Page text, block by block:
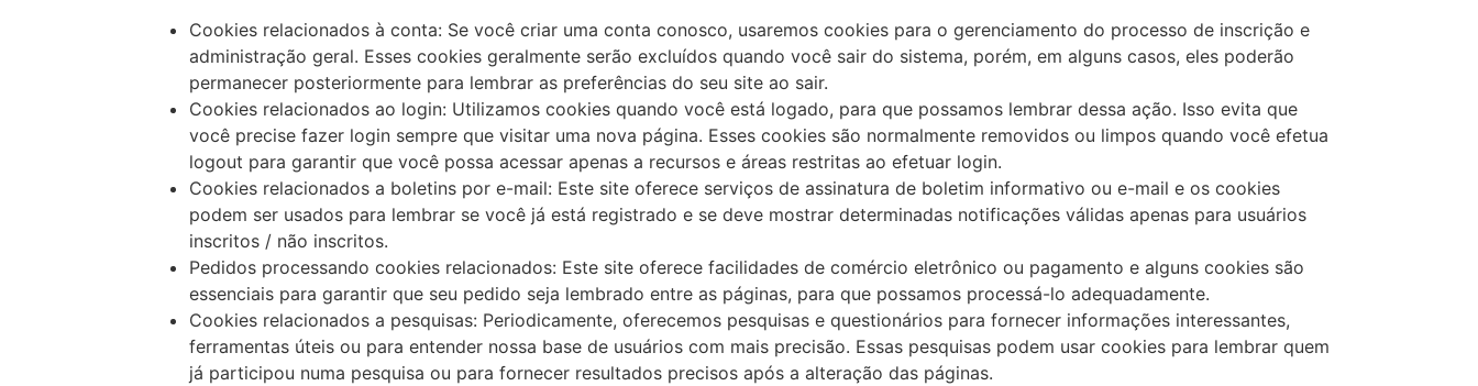
Cookies relacionados à conta: Se você criar uma conta conosco, usaremos cookies para o gerenciamento do processo de inscrição e
administração geral. Esses cookies geralmente serão excluídos quando você sair do sistema, porém, em alguns casos, eles poderão
permanecer posteriormente para lembrar as preferências do seu site ao sair.
Cookies relacionados ao login: Utilizamos cookies quando você está logado, para que possamos lembrar dessa ação. Isso evita que
você precise fazer login sempre que visitar uma nova página. Esses cookies são normalmente removidos ou limpos quando você efetua
logout para garantir que você possa acessar apenas a recursos e áreas restritas ao efetuar login.
Cookies relacionados a boletins por e-mail: Este site oferece serviços de assinatura de boletim informativo ou e-mail e os cookies
podem ser usados para lembrar se você já está registrado e se deve mostrar determinadas notificações válidas apenas para usuários
inscritos / não inscritos.
Pedidos processando cookies relacionados: Este site oferece facilidades de comércio eletrônico ou pagamento e alguns cookies são
essenciais para garantir que seu pedido seja lembrado entre as páginas, para que possamos processá-lo adequadamente.
Cookies relacionados a pesquisas: Periodicamente, oferecemos pesquisas e questionários para fornecer informações interessantes,
ferramentas úteis ou para entender nossa base de usuários com mais precisão. Essas pesquisas podem usar cookies para lembrar quem
já participou numa pesquisa ou para fornecer resultados precisos após a alteração das páginas.